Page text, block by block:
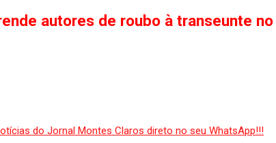
autores de roubo à transeunte